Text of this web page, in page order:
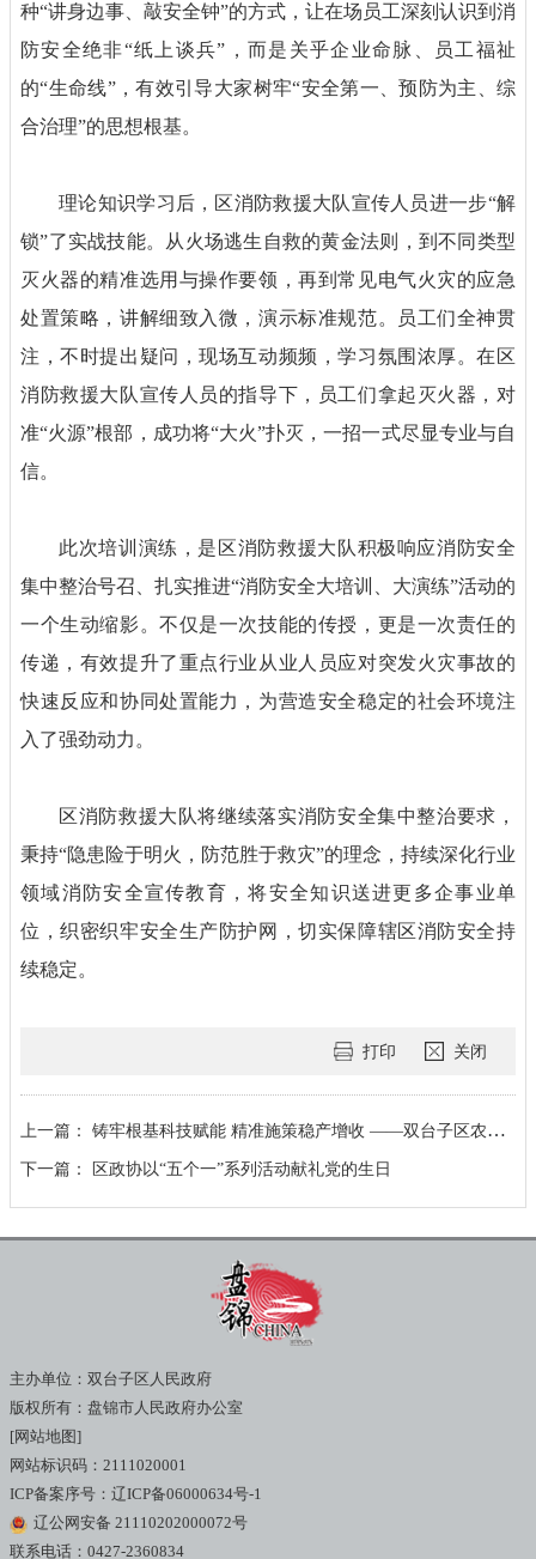
种“讲身边事、敲安全钟”的方式，让在场员工深刻认识到消
防安全绝非“纸上谈兵”，而是关乎企业命脉、员工福祉
的“生命线”，有效引导大家树牢“安全第一、预防为主、综
合治理”的思想根基。
理论知识学习后，区消防救援大队宣传人员进一步“解
锁”了实战技能。从火场逃生自救的黄金法则，到不同类型
灭火器的精准选用与操作要领，再到常见电气火灾的应急
处置策略，讲解细致入微，演示标准规范。员工们全神贯
注，不时提出疑问，现场互动频频，学习氛围浓厚。在区
消防救援大队宣传人员的指导下，员工们拿起灭火器，对
准“火源”根部，成功将“大火”扑灭，一招一式尽显专业与自
信。
此次培训演练，是区消防救援大队积极响应消防安全
集中整治号召、扎实推进“消防安全大培训、大演练”活动的
一个生动缩影。不仅是一次技能的传授，更是一次责任的
传递，有效提升了重点行业从业人员应对突发火灾事故的
快速反应和协同处置能力，为营造安全稳定的社会环境注
入了强劲动力。
区消防救援大队将继续落实消防安全集中整治要求，
秉持“隐患险于明火，防范胜于救灾”的理念，持续深化行业
领域消防安全宣传教育，将安全知识送进更多企事业单
位，织密织牢安全生产防护网，切实保障辖区消防安全持
续稳定。
打印 关闭
上一篇：
铸牢根基科技赋能 精准施策稳产增收 ——双台子区农业生产跑赢“上半场”
下一篇：
区政协以“五个一”系列活动献礼党的生日
主办单位：双台子区人民政府
版权所有：盘锦市人民政府办公室
[网站地图]
网站标识码：2111020001
ICP备案序号：辽ICP备06000634号-1
辽公网安备 21110202000072号
联系电话：0427-2360834